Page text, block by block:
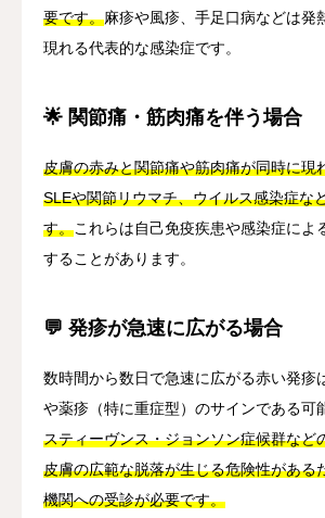
要です。麻疹や風疹、手足口病などは発
現れる代表的な感染症です。
🌟 関節痛・筋肉痛を伴う場合
皮膚の赤みと関節痛や筋肉痛が同時に現
SLEや関節リウマチ、ウイルス感染症な
す。これらは自己免疫疾患や感染症によ
することがあります。
💬 発疹が急速に広がる場合
数時間から数日で急速に広がる赤い発疹
や薬疹（特に重症型）のサインである可
スティーヴンス・ジョンソン症候群など
皮膚の広範な脱落が生じる危険性がある
機関への受診が必要です。